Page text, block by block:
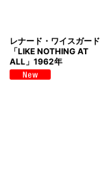
レナード・ワイスガード
「LIKE NOTHING AT
ALL」1962年